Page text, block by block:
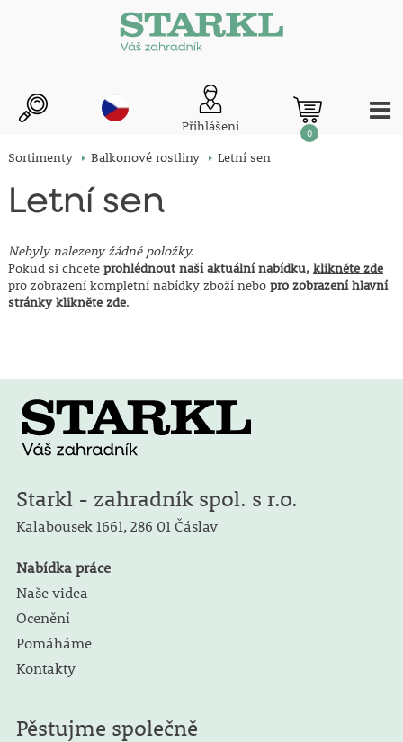
Přihlášení 0
Sortimenty Balkonové rostliny Letní sen
Letní sen
Nebyly nalezeny žádné položky.
Pokud si chcete prohlédnout naší aktuální nabídku, klikněte zde
pro zobrazení kompletní nabídky zboží nebo pro zobrazení hlavní
stránkyklikněte zde.
Starkl - zahradník spol. s r.o.
Kalabousek 1661, 286 01 Čáslav
Nabídka práce
Naše videa
Ocenění
Pomáháme
Kontakty
Pěstujme společně